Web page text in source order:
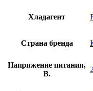
Хладагент
Страна бренда
Напряжение питания,
В.